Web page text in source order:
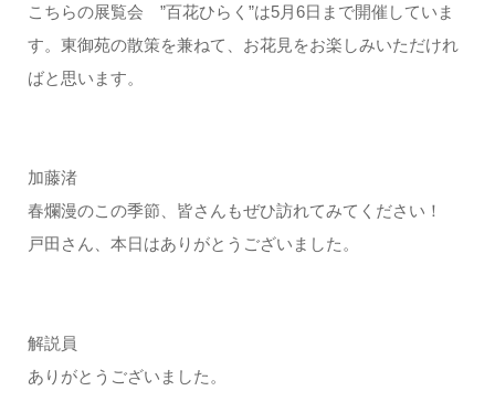
こちらの展覧会 ”百花ひらく”は5月6日まで開催していま
す。東御苑の散策を兼ねて、お花見をお楽しみいただけれ
ばと思います。
加藤渚
春爛漫のこの季節、皆さんもぜひ訪れてみてください！
戸田さん、本日はありがとうございました。
解説員
ありがとうございました。